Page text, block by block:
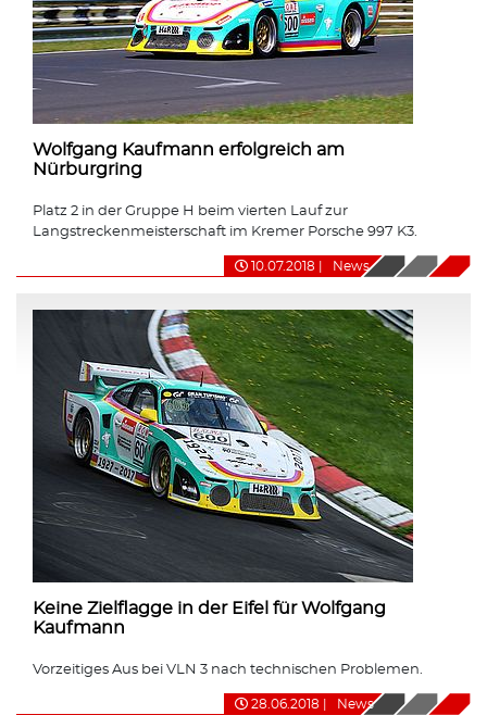
Wolfgang Kaufmann erfolgreich am
Nürburgring
Platz 2 in der Gruppe H beim vierten Lauf zur
Langstreckenmeisterschaft im Kremer Porsche 997 K3.
10.07.2018 News
Keine Zielflagge in der Eifel für Wolfgang
Kaufmann
Vorzeitiges Aus bei VLN 3 nach technischen Problemen.
28.06.2018 News